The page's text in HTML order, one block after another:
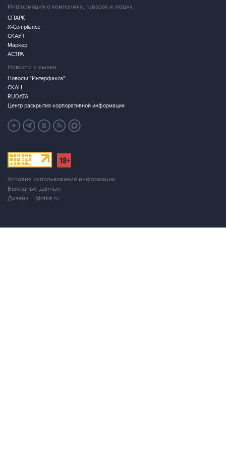
Информация о компаниях, товарах и людях
СПАРК
X-Compliance
СКАУТ
Маркер
АСТРА
Новости и рынки
Новости "Интерфакса"
СКАН
RUDATA
Центр раскрытия корпоративной информации
Условия использования информации
Выходные данные
Дизайн – Motka.ru